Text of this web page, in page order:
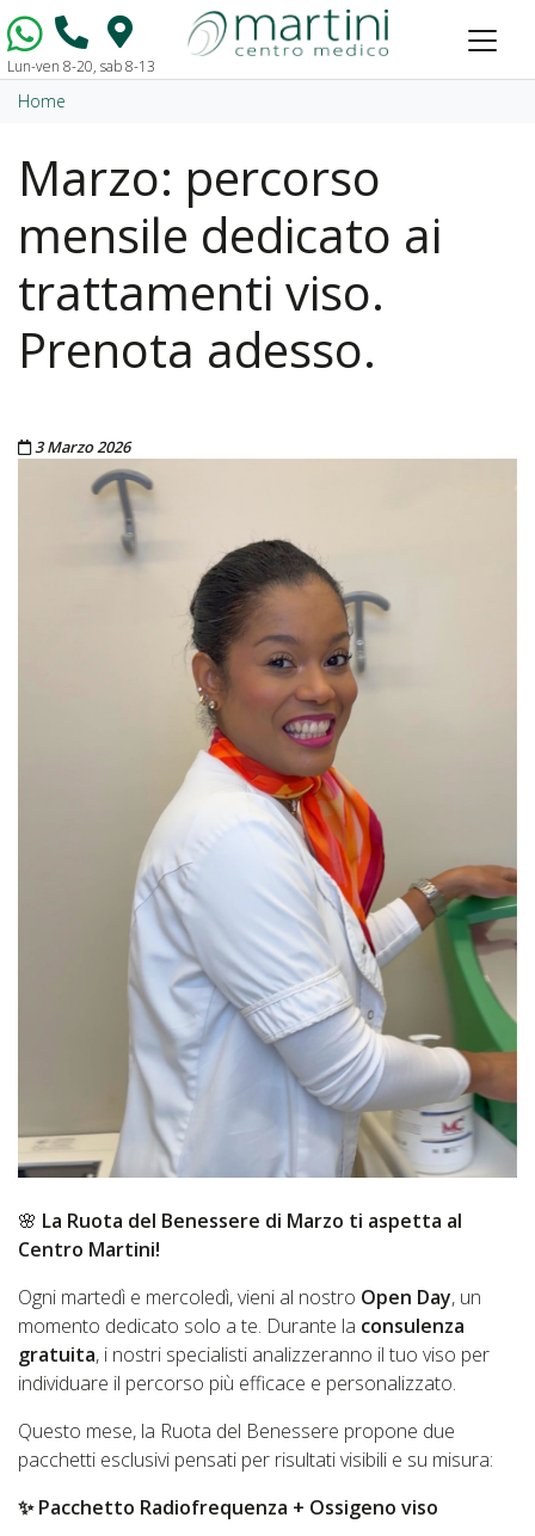
Vai al contenuto
Lun-ven 8-20, sab 8-13
Home
Marzo: percorso
mensile dedicato ai
trattamenti viso.
Prenota adesso.
Pubblicato il
3 Marzo 2026
🌸 La Ruota del Benessere di Marzo ti aspetta al
Centro Martini!
Ogni martedì e mercoledì, vieni al nostro Open Day, un
momento dedicato solo a te. Durante la consulenza
gratuita, i nostri specialisti analizzeranno il tuo viso per
individuare il percorso più efficace e personalizzato.
Questo mese, la Ruota del Benessere propone due
pacchetti esclusivi pensati per risultati visibili e su misura:
✨Pacchetto Radiofrequenza + Ossigeno viso